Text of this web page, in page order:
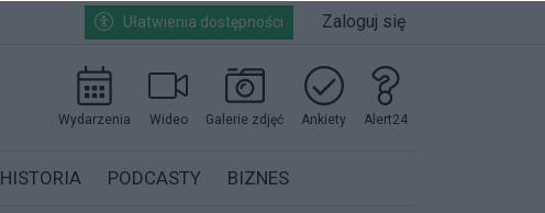
Ułatwienia dostępności Zaloguj się
Wydarzenia Wideo Galerie zdjęć Ankiety Alert24
HISTORIA PODCASTY BIZNES